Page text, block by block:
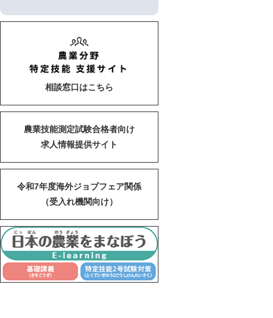
相談窓口はこちら
農業技能測定試験合格者向け
求人情報提供サイト
令和7年度海外ジョブフェア関係
（受入れ機関向け）